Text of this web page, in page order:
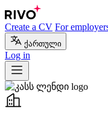
Create a CV For
ქართული
Log in